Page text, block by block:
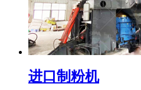
进口制粉机